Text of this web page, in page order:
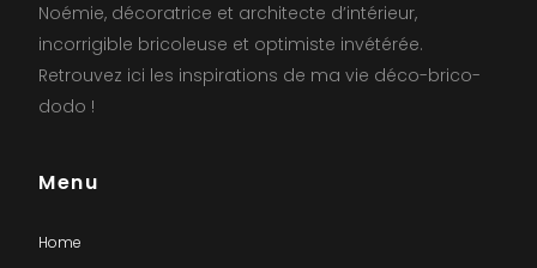
Noémie, décoratrice et architecte d’intérieur,
incorrigible bricoleuse et optimiste invétérée.
Retrouvez ici les inspirations de ma vie déco-brico-
dodo !
Menu
Home